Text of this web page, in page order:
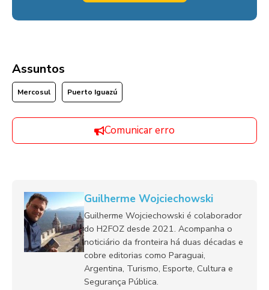
Assuntos
Mercosul Puerto Iguazú
Comunicar erro
Guilherme Wojciechowski
Guilherme Wojciechowski é colaborador
do H2FOZ desde 2021. Acompanha o
noticiário da fronteira há duas décadas e
cobre editorias como Paraguai,
Argentina, Turismo, Esporte, Cultura e
Segurança Pública.